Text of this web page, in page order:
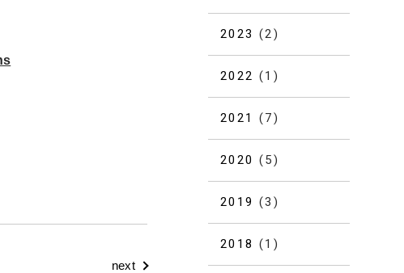
next
2023 (2)
2022 (1)
2021 (7)
2020 (5)
2019 (3)
2018 (1)